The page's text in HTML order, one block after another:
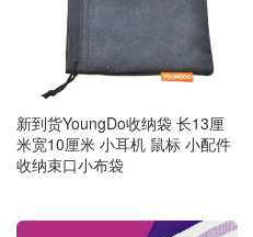
新到货YoungDo收纳袋 长13厘
米宽10厘米 小耳机 鼠标 小配件
收纳束口小布袋